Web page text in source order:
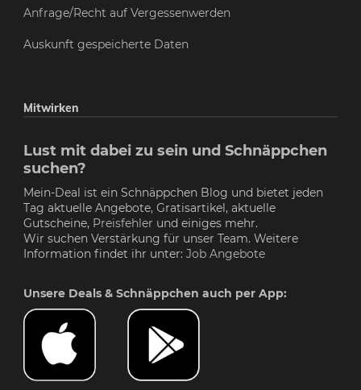
Anfrage/Recht auf Vergessenwerden
Auskunft gespeicherte Daten
Mitwirken
Lust mit dabei zu sein und Schnäppchen
suchen?
Mein-Deal ist ein Schnäppchen Blog und bietet jeden
Tag aktuelle Angebote, Gratisartikel, aktuelle
Gutscheine, Preisfehler und einiges mehr.
Wir suchen Verstärkung für unser Team. Weitere
Information findet ihr unter: Job Angebote
Unsere Deals & Schnäppchen auch per App: